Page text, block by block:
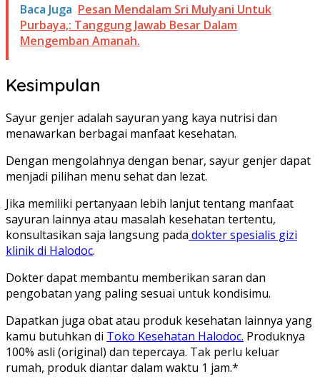
Baca Juga Pesan Mendalam Sri Mulyani Untuk
Purbaya,: Tanggung Jawab Besar Dalam
Mengemban Amanah.
Kesimpulan
Sayur genjer adalah sayuran yang kaya nutrisi dan
menawarkan berbagai manfaat kesehatan.
Dengan mengolahnya dengan benar, sayur genjer dapat
menjadi pilihan menu sehat dan lezat.
Jika memiliki pertanyaan lebih lanjut tentang manfaat
sayuran lainnya atau masalah kesehatan tertentu,
konsultasikan saja langsung pada dokter spesialis gizi
klinik di Halodoc.
Dokter dapat membantu memberikan saran dan
pengobatan yang paling sesuai untuk kondisimu.
Dapatkan juga obat atau produk kesehatan lainnya yang
kamu butuhkan di Toko Kesehatan Halodoc. Produknya
100% asli (original) dan tepercaya. Tak perlu keluar
rumah, produk diantar dalam waktu 1 jam.*